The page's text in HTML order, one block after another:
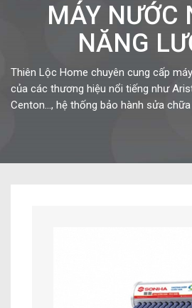
MÁY NƯỚC
NĂNG
Thiên Lộc Home chuyên cung cấp
của các thương hiệu nổi tiếng như
Centon…, hệ thống bảo hành sửa chữa